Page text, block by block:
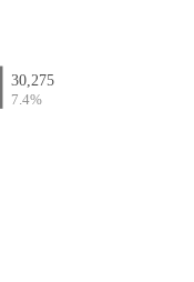
30,275
7.4%